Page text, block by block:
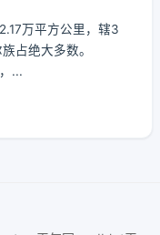
万平方公里，辖3
占绝大多数。
...